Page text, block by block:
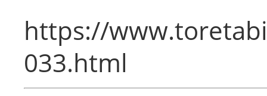
https://
033.html